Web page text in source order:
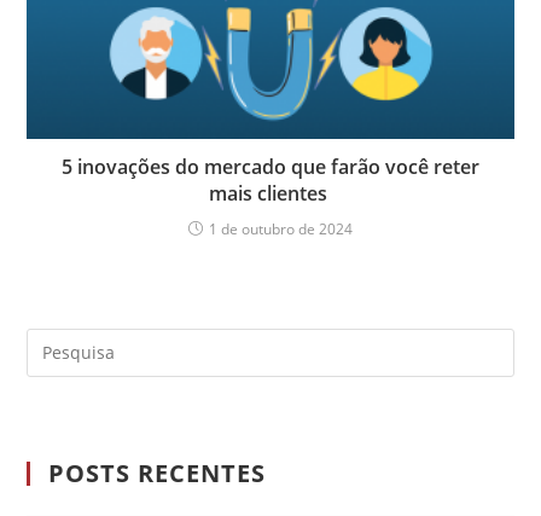
5 inovações do mercado que farão você reter
mais clientes
1 de outubro de 2024
POSTS RECENTES